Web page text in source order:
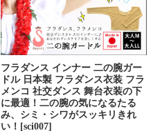
フラダンス インナー 二の腕ガー
ドル 日本製 フラダンス衣装 フラ
メンコ 社交ダンス 舞台衣装の下
に最適！二の腕の気になるたる
み、シミ・シワがスッキリきれ
い！[sci007]